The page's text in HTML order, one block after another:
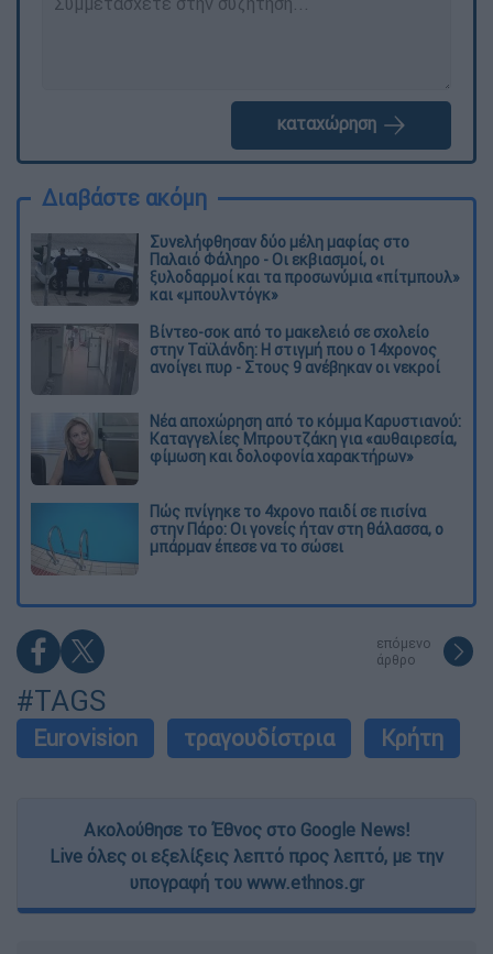
καταχώρηση
Διαβάστε ακόμη
Συνελήφθησαν δύο μέλη μαφίας στο
Παλαιό Φάληρο - Οι εκβιασμοί, οι
ξυλοδαρμοί και τα προσωνύμια «πίτμπουλ»
και «μπουλντόγκ»
Βίντεο-σοκ από το μακελειό σε σχολείο
στην Ταϊλάνδη: Η στιγμή που ο 14χρονος
ανοίγει πυρ - Στους 9 ανέβηκαν οι νεκροί
Νέα αποχώρηση από το κόμμα Καρυστιανού:
Καταγγελίες Μπρουτζάκη για «αυθαιρεσία,
φίμωση και δολοφονία χαρακτήρων»
Πώς πνίγηκε το 4χρονο παιδί σε πισίνα
στην Πάρο: Οι γονείς ήταν στη θάλασσα, ο
μπάρμαν έπεσε να το σώσει
επόμενο
άρθρο
#TAGS
Eurovision τραγουδίστρια Κρήτη
Ακολούθησε το Έθνος στο Google News!
Live όλες οι εξελίξεις λεπτό προς λεπτό, με την
υπογραφή του www.ethnos.gr